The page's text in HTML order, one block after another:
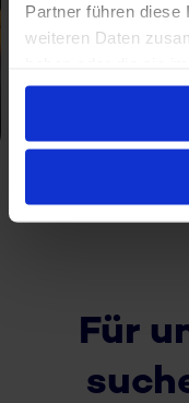
Partner führen diese
weiteren Daten
gesammelt haben.
Für